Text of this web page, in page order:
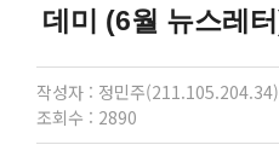
데미 (6월 뉴스레
작성자 : 정민주(211.105.204.34)
조회수 : 2890